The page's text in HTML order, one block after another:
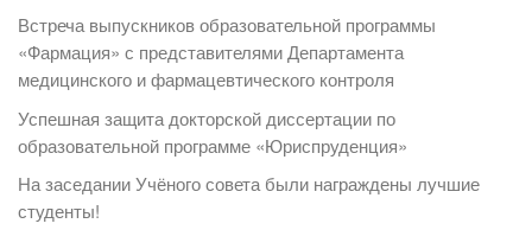
Встреча выпускников образовательной программы
«Фармация» с представителями Департамента
медицинского и фармацевтического контроля
Успешная защита докторской диссертации по
образовательной программе «Юриспруденция»
На заседании Учёного совета были награждены лучшие
студенты!